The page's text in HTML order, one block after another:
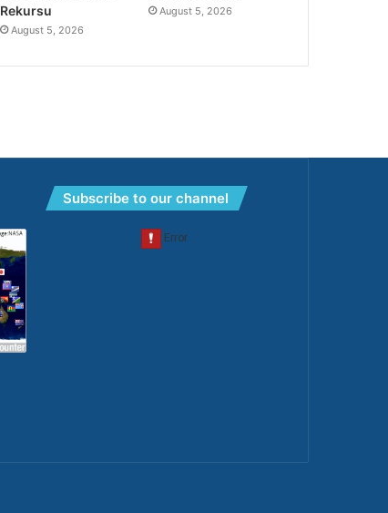
Rekursu
August 5, 2026
August 5, 2026
Subscribe to our channel